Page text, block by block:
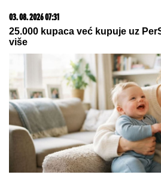
06. 08. 2026 23:02
Operacija "pod lažnom
planira napade lažnim
članice NATO-a!